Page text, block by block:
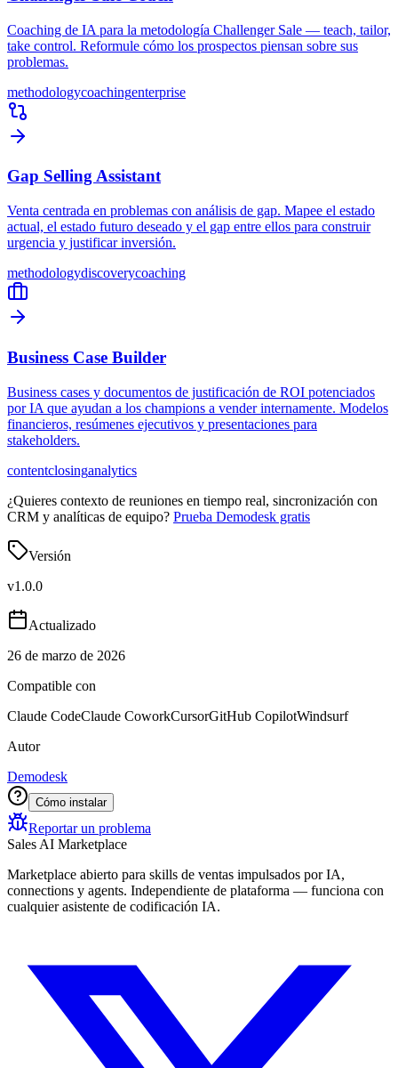
Coaching de IA para la metodología Challenger Sale — teach, tailor,
take control. Reformule cómo los prospectos piensan sobre sus
problemas.
methodologycoachingenterprise
Gap Selling Assistant
Venta centrada en problemas con análisis de gap. Mapee el estado
actual, el estado futuro deseado y el gap entre ellos para construir
urgencia y justificar inversión.
methodologydiscoverycoaching
Business Case Builder
Business cases y documentos de justificación de ROI potenciados
por IA que ayudan a los champions a vender internamente. Modelos
financieros, resúmenes ejecutivos y presentaciones para
stakeholders.
contentclosinganalytics
¿Quieres contexto de reuniones en tiempo real, sincronización con
CRM y analíticas de equipo? Prueba Demodesk gratis
Versión
v1.0.0
Actualizado
26 de marzo de 2026
Compatible con
Claude CodeClaude CoworkCursorGitHub CopilotWindsurf
Autor
Demodesk
Cómo instalar
Reportar un problema
Sales AI Marketplace
Marketplace abierto para skills de ventas impulsados por IA,
connections y agents. Independiente de plataforma — funciona con
cualquier asistente de codificación IA.